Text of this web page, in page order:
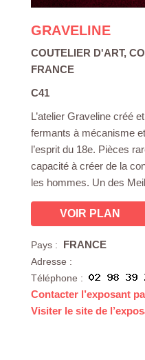
GRAVELINE
COUTELIER D'ART,
FRANCE
C41
L’atelier Graveline créé
fermants à mécanisme
l’esprit du 18e. Pièces
capacité à créer de la
les hommes. Un des
VOIR PLAN
Pays : FRANCE
Adresse :
Téléphone :
Contacter l’exposant
Visiter le site de